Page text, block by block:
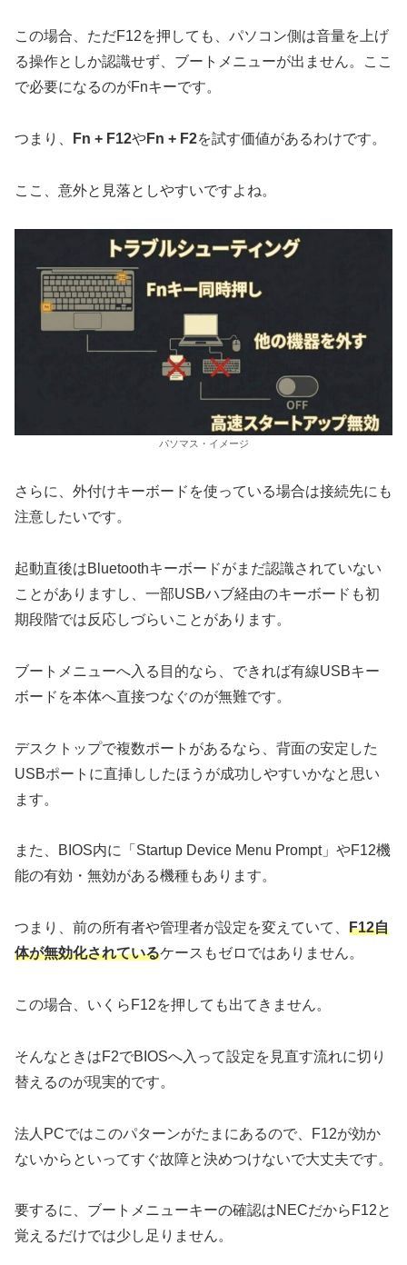
この場合、ただF12を押しても、パソコン側は音量を上げ
る操作としか認識せず、ブートメニューが出ません。ここ
で必要になるのがFnキーです。
つまり、 Fn + F12やFn + F2を試す価値があるわけです。
ここ、意外と見落としやすいですよね。
パソマス・イメージ
さらに、外付けキーボードを使っている場合は接続先にも
注意したいです。
起動直後はBluetoothキーボードがまだ認識されていない
ことがありますし、一部USBハブ経由のキーボードも初
期段階では反応しづらいことがあります。
ブートメニューへ入る目的なら、できれば有線USBキー
ボードを本体へ直接つなぐのが無難です。
デスクトップで複数ポートがあるなら、背面の安定した
USBポートに直挿ししたほうが成功しやすいかなと思い
ます。
また、BIOS内に「Startup Device Menu Prompt」やF12機
能の有効・無効がある機種もあります。
つまり、前の所有者や管理者が設定を変えていて、 F12自
体が無効化されているケースもゼロではありません。
この場合、いくらF12を押しても出てきません。
そんなときはF2でBIOSへ入って設定を見直す流れに切り
替えるのが現実的です。
法人PCではこのパターンがたまにあるので、F12が効か
ないからといってすぐ故障と決めつけないで大丈夫です。
要するに、ブートメニューキーの確認はNECだからF12と
覚えるだけでは少し足りません。